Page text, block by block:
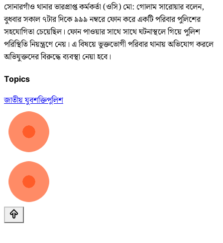
সোনারগাঁও থানার ভারপ্রাপ্ত কর্মকর্তা (ওসি) মো: গোলাম সারোয়ার বলেন,
বুধবার সকাল ৭টার দিকে ৯৯৯ নম্বরে ফোন করে একটি পরিবার পুলিশের
সহযোগিতা চেয়েছিল। ফোন পাওয়ার সাথে সাথে ঘটনাস্থলে গিয়ে পুলিশ
পরিস্থিতি নিয়ন্ত্রণে নেয়। এ বিষয়ে ভুক্তভোগী পরিবার থানায় অভিযোগ করলে
অভিযুক্তদের বিরুদ্ধে ব্যবস্থা নেয়া হবে।
Topics
জাতীয় যুবশক্তিপুলিশ